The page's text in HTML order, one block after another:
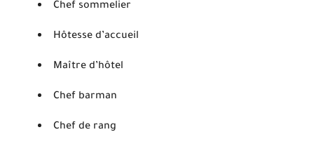
Chef sommelier
Hôtesse d’accueil
Maître d’hôtel
Chef barman
Chef de rang